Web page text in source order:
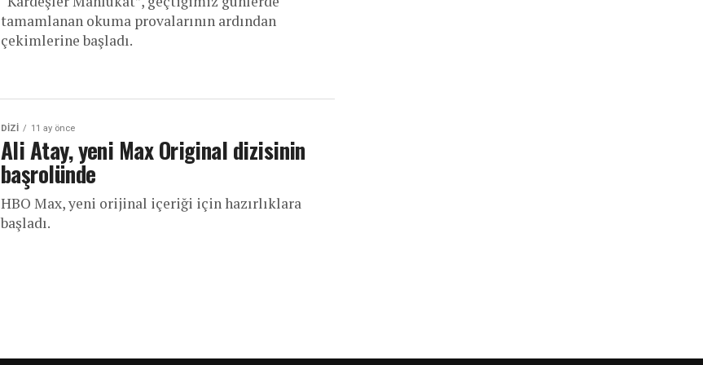
tamamlanan okuma provalarının ardından
çekimlerine başladı.
DIZI 11 ay önce
Ali Atay, yeni Max Original dizisinin
başrolünde
HBO Max, yeni orijinal içeriği için hazırlıklara
başladı.